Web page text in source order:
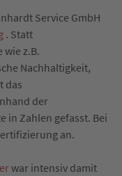
Service GmbH
. Statt
z.B.
Nachhaltigkeit,
das
der
in Zahlen gefasst. Bei
an.
war intensiv damit